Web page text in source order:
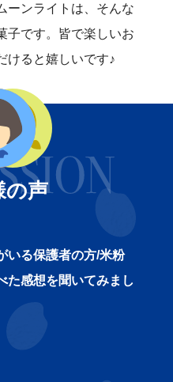
ーンライトは、そんな
子です。皆で楽しいお
けると嬉しいです♪
の声
いる保護者の方/米粉
た感想を聞いてみまし